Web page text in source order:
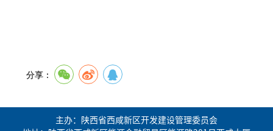
分享：
主办：陕西省西咸新区开发建设管理委员会